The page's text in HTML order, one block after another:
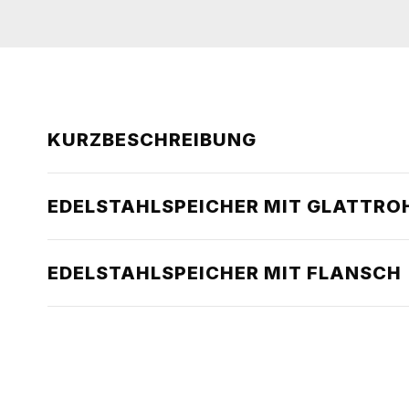
KURZBESCHREIBUNG
EDELSTAHLSPEICHER MIT
EDELSTAHLSPEICHER MIT FLANSCH